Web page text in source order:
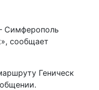
Симферополь
сообщает
Геническ